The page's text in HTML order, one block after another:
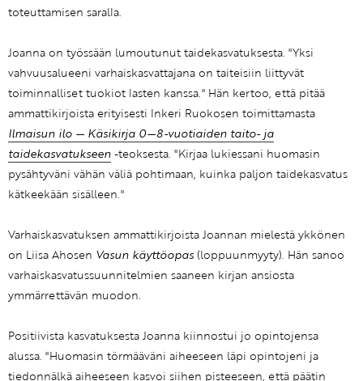
toteuttamisen saralla.
Joanna on työssään lumoutunut taidekasvatuksesta. "Yksi
vahvuusalueeni varhaiskasvattajana on taiteisiin liittyvät
toiminnalliset tuokiot lasten kanssa." Hän kertoo, että pitää
ammattikirjoista erityisesti Inkeri Ruokosen toimittamasta
Ilmaisun ilo — Käsikirja 0—8-vuotiaiden taito- ja
taidekasvatukseen -teoksesta. "Kirjaa lukiessani huomasin
pysähtyväni vähän väliä pohtimaan, kuinka paljon taidekasvatus
kätkeekään sisälleen."
Varhaiskasvatuksen ammattikirjoista Joannan mielestä ykkönen
on Liisa Ahosen Vasun käyttöopas (loppuunmyyty). Hän sanoo
varhaiskasvatussuunnitelmien saaneen kirjan ansiosta
ymmärrettävän muodon.
Positiivista kasvatuksesta Joanna kiinnostui jo opintojensa
alussa. "Huomasin törmääväni aiheeseen läpi opintojeni ja
tiedonnälkä aiheeseen kasvoi siihen pisteeseen, että päätin